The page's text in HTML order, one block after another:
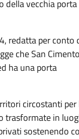
vecchia
redatta per conto
che San
ha una porta
circostanti
in
sostenendo